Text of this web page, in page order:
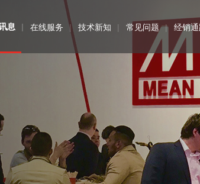
息 在线服务 技术新知 常见问题 经销